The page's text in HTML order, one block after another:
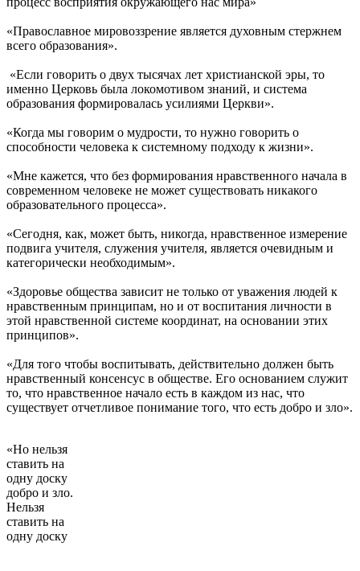
«Православное мировоззрение является духовным стержнем
всего образования».
«Если говорить о двух тысячах лет христианской эры, то
именно Церковь была локомотивом знаний, и система
образования формировалась усилиями Церкви».
«Когда мы говорим о мудрости, то нужно говорить о
способности человека к системному подходу к жизни».
«Мне кажется, что без формирования нравственного начала в
современном человеке не может существовать никакого
образовательного процесса».
«Сегодня, как, может быть, никогда, нравственное измерение
подвига учителя, служения учителя, является очевидным и
категорически необходимым».
«Здоровье общества зависит не только от уважения людей к
нравственным принципам, но и от воспитания личности в
этой нравственной системе координат, на основании этих
принципов».
«Для того чтобы воспитывать, действительно должен быть
нравственный консенсус в обществе. Его основанием служит
то, что нравственное начало есть в каждом из нас, что
существует отчетливое понимание того, что есть добро и зло».
«Но нельзя
ставить на
одну доску
добро и зло.
Нельзя
ставить на
одну доску